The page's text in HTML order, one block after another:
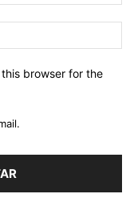
browser for the